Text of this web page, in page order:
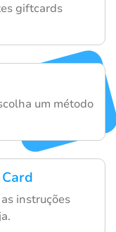
giftcards
um método
instruções